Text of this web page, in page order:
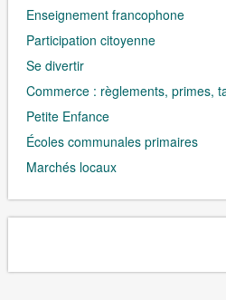
Enseignement francophone
Participation citoyenne
Se divertir
Commerce : règlements, primes,
Petite Enfance
Écoles communales primaires
Marchés locaux